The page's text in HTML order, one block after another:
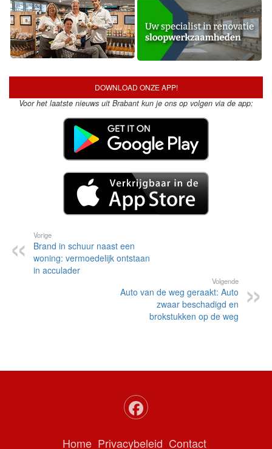
DOWNLOAD ONZE APP!
Voor het laatste nieuws uit Brabant kun je ons op volgen via de app:
Vorige
Brand in schuur naast een
woning: vermoedelijk ontstaan
in acculader
Volgende
Auto van de weg geraakt: Auto
zwaar beschadigd en
brokstukken op de weg
Home Privacybeleid Contact